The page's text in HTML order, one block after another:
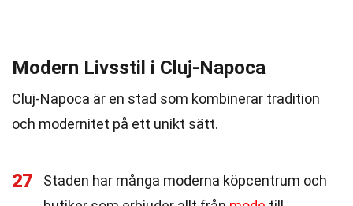
Modern Livsstil i Cluj-Napoca
Cluj-Napoca är en stad som kombinerar tradition
och modernitet på ett unikt sätt.
27
Staden har många moderna köpcentrum och